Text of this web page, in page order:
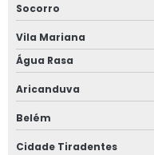
Janela sobreposta de
Janela sobreposta de
Janela sobreposta de
Janela sobreposta de
Socorro
Vila Mariana
Água Rasa
Aricanduva
Belém
Cidade Tiradentes